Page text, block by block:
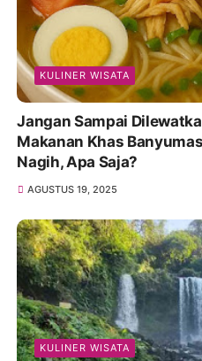
KULINER WISATA
Jangan Sampai
Makanan Khas
Nagih, Apa Saja?
AGUSTUS 19, 2025
KULINER WISATA